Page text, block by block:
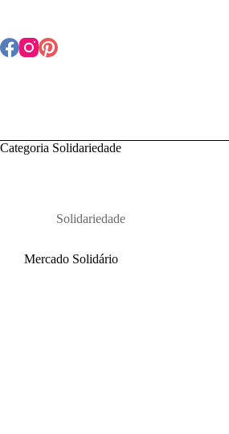
conteúdo
Categoria Solidariedade
Solidariedade
Mercado Solidário